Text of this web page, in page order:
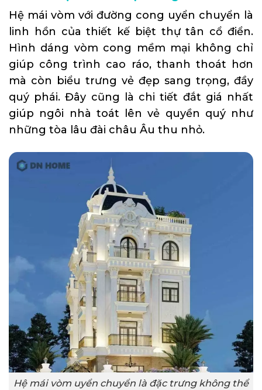
Hệ mái vòm với đường cong uyển chuyển là
linh hồn của thiết kế biệt thự tân cổ điển.
Hình dáng vòm cong mềm mại không chỉ
giúp công trình cao ráo, thanh thoát hơn
mà còn biểu trưng vẻ đẹp sang trọng, đầy
quý phái. Đây cũng là chi tiết đắt giá nhất
giúp ngôi nhà toát lên vẻ quyền quý như
những tòa lâu đài châu Âu thu nhỏ.
Hệ mái vòm uyển chuyển là đặc trưng không thể